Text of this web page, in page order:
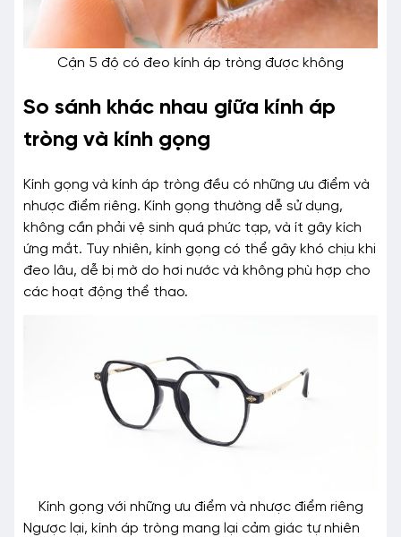
Cận 5 độ có đeo kính áp tròng được không
So sánh khác nhau giữa kính áp
tròng và kính gọng
Kính gọng và kính áp tròng đều có những ưu điểm và
nhược điểm riêng. Kính gọng thường dễ sử dụng,
không cần phải vệ sinh quá phức tạp, và ít gây kích
ứng mắt. Tuy nhiên, kính gọng có thể gây khó chịu khi
đeo lâu, dễ bị mờ do hơi nước và không phù hợp cho
các hoạt động thể thao.
Kính gọng với những ưu điểm và nhược điểm riêng
Ngược lại, kính áp tròng mang lại cảm giác tự nhiên